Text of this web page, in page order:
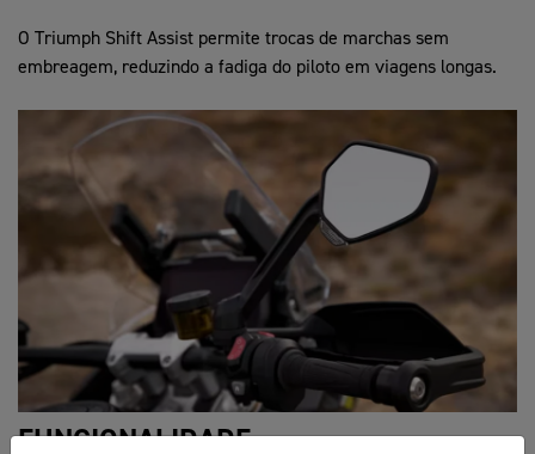
O Triumph Shift Assist permite trocas de marchas sem
embreagem, reduzindo a fadiga do piloto em viagens longas.
FUNCIONALIDADE